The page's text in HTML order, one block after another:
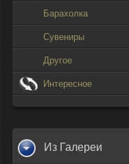
Барахолка
Сувениры
Другое
Интересное
Из Галереи